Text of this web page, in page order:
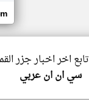
تابع اخر اخبار جزر
سي ان ان عربي